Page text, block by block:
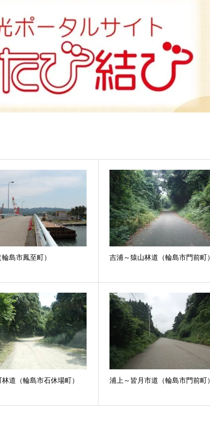
島市鳳至町） 吉浦～猿山林道（輪島市門前町）
道（輪島市石休場町） 浦上～皆月市道（輪島市門前町）